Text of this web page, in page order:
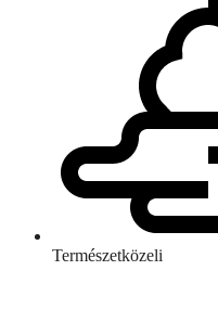
Természetközeli